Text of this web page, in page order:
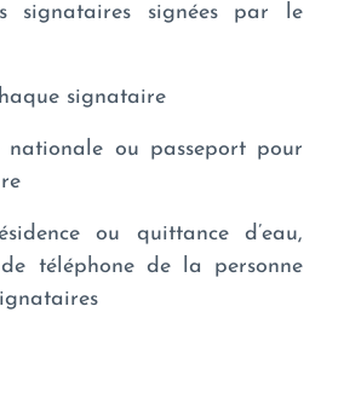
signataires signées par le
signataire
nationale ou passeport pour
ou quittance d’eau,
téléphone de la personne